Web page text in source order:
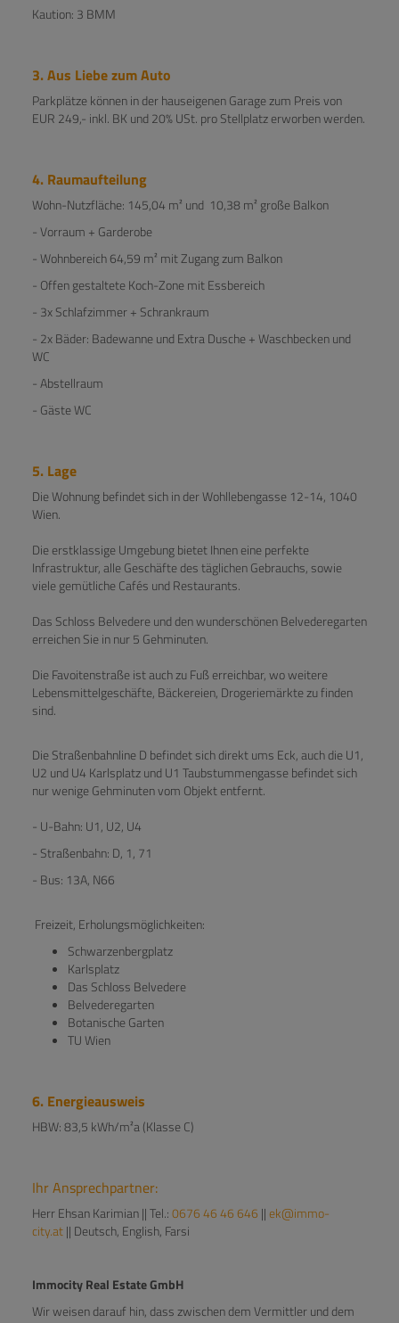
Kaution: 3 BMM
3. Aus Liebe zum Auto
Parkplätze können in der hauseigenen Garage zum Preis von
EUR 249,- inkl. BK und 20% USt. pro Stellplatz erworben werden.
4. Raumaufteilung
Wohn-Nutzfläche: 145,04 m² und 10,38 m² große Balkon
- Vorraum + Garderobe
- Wohnbereich 64,59 m² mit Zugang zum Balkon
- Offen gestaltete Koch-Zone mit Essbereich
- 3x Schlafzimmer + Schrankraum
- 2x Bäder: Badewanne und Extra Dusche + Waschbecken und
WC
- Abstellraum
- Gäste WC
5. Lage
Die Wohnung befindet sich in der Wohllebengasse 12-14, 1040
Wien.
Die erstklassige Umgebung bietet Ihnen eine perfekte
Infrastruktur, alle Geschäfte des täglichen Gebrauchs, sowie
viele gemütliche Cafés und Restaurants.
Das Schloss Belvedere und den wunderschönen Belvederegarten
erreichen Sie in nur 5 Gehminuten.
Die Favoitenstraße ist auch zu Fuß erreichbar, wo weitere
Lebensmittelgeschäfte, Bäckereien, Drogeriemärkte zu finden
sind.
Die Straßenbahnline D befindet sich direkt ums Eck, auch die U1,
U2 und U4 Karlsplatz und U1 Taubstummengasse befindet sich
nur wenige Gehminuten vom Objekt entfernt.
- U-Bahn: U1, U2, U4
- Straßenbahn: D, 1, 71
- Bus: 13A, N66
Freizeit, Erholungsmöglichkeiten:
Schwarzenbergplatz
Karlsplatz
Das Schloss Belvedere
Belvederegarten
Botanische Garten
TU Wien
6. Energieausweis
HBW: 83,5 kWh/m²a (Klasse C)
Ihr Ansprechpartner:
Herr Ehsan Karimian || Tel.:0676 46 46 646 ||ek@immo-
city.at|| Deutsch, English, Farsi
Immocity Real Estate GmbH
Wir weisen darauf hin, dass zwischen dem Vermittler und dem